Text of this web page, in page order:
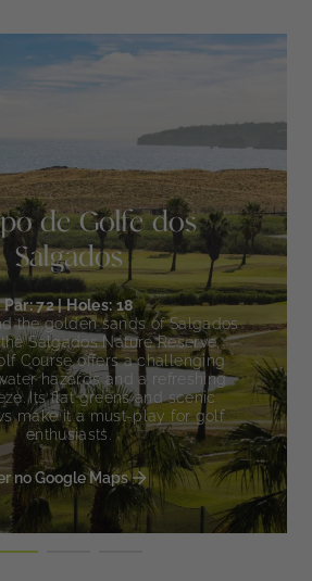
de Golfe dos
Salgados
Par: 72 | Holes: 18
the golden sands of Salgados
Salgados Nature Reserve,
Course offers a challenging
hazards and a refreshing
Its flat greens and scenic
make it a must-play for golf
enthusiasts.
no Google Maps